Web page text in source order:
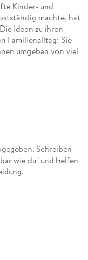
Kinder- und
machte, hat
Ideen zu ihren
Familienalltag: Sie
umgeben von viel
Ideen für ihre
die Illustration
viel geübt hat.
aber
Farbtöpfe. Am
Tierszenen,
sie nicht gern
Schreiben
wie du" und helfen